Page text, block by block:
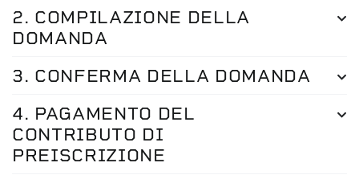
2. COMPILAZIONE DELLA
DOMANDA
3. CONFERMA DELLA DOMANDA
4. PAGAMENTO DEL
CONTRIBUTO DI
PREISCRIZIONE